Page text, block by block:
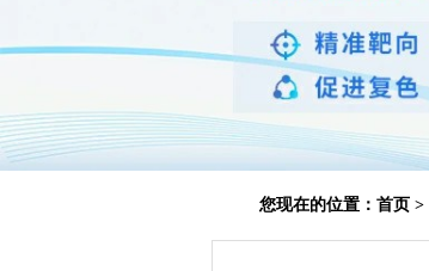
您现在的位置： 首页 >